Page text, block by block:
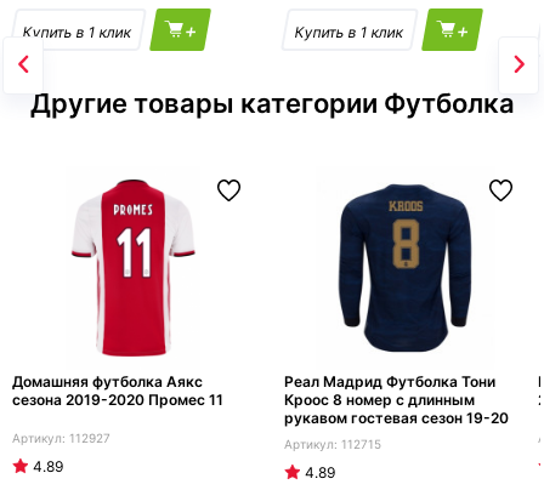
+ +
Другие товары категории Футболка
Домашняя футболка Аякс
сезона 2019-2020 Промес 11
112927
4.89
Реал Мадрид Футболка Тони
Кроос 8 номер с длинным
рукавом гостевая сезон 19-20
112715
4.89